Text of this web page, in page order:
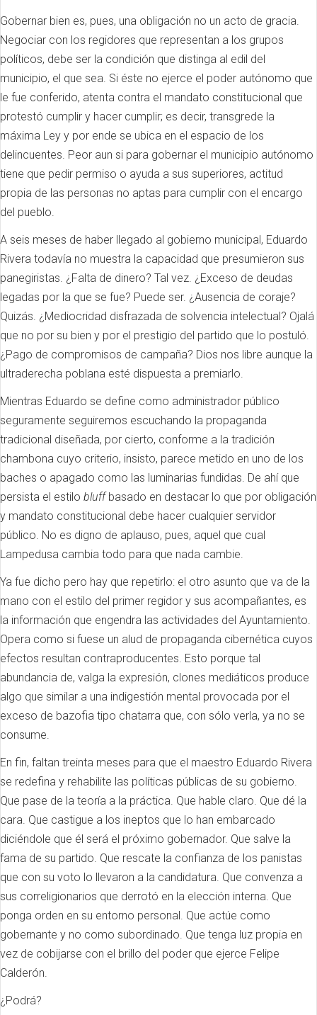
Gobernar bien es, pues, una obligación no un acto de gracia.
Negociar con los regidores que representan a los grupos
políticos, debe ser la condición que distinga al edil del
municipio, el que sea. Si éste no ejerce el poder autónomo que
le fue conferido, atenta contra el mandato constitucional que
protestó cumplir y hacer cumplir; es decir, transgrede la
máxima Ley y por ende se ubica en el espacio de los
delincuentes. Peor aun si para gobernar el municipio autónomo
tiene que pedir permiso o ayuda a sus superiores, actitud
propia de las personas no aptas para cumplir con el encargo
del pueblo.
A seis meses de haber llegado al gobierno municipal, Eduardo
Rivera todavía no muestra la capacidad que presumieron sus
panegiristas. ¿Falta de dinero? Tal vez. ¿Exceso de deudas
legadas por la que se fue? Puede ser. ¿Ausencia de coraje?
Quizás. ¿Mediocridad disfrazada de solvencia intelectual? Ojalá
que no por su bien y por el prestigio del partido que lo postuló.
¿Pago de compromisos de campaña? Dios nos libre aunque la
ultraderecha poblana esté dispuesta a premiarlo.
Mientras Eduardo se define como administrador público
seguramente seguiremos escuchando la propaganda
tradicional diseñada, por cierto, conforme a la tradición
chambona cuyo criterio, insisto, parece metido en uno de los
baches o apagado como las luminarias fundidas. De ahí que
persista el estilo bluffbasado en destacar lo que por obligación
y mandato constitucional debe hacer cualquier servidor
público. No es digno de aplauso, pues, aquel que cual
Lampedusa cambia todo para que nada cambie.
Ya fue dicho pero hay que repetirlo: el otro asunto que va de la
mano con el estilo del primer regidor y sus acompañantes, es
la información que engendra las actividades del Ayuntamiento.
Opera como si fuese un alud de propaganda cibernética cuyos
efectos resultan contraproducentes. Esto porque tal
abundancia de, valga la expresión, clones mediáticos produce
algo que similar a una indigestión mental provocada por el
exceso de bazofia tipo chatarra que, con sólo verla, ya no se
consume.
En fin, faltan treinta meses para que el maestro Eduardo Rivera
se redefina y rehabilite las políticas públicas de su gobierno.
Que pase de la teoría a la práctica. Que hable claro. Que dé la
cara. Que castigue a los ineptos que lo han embarcado
diciéndole que él será el próximo gobernador. Que salve la
fama de su partido. Que rescate la confianza de los panistas
que con su voto lo llevaron a la candidatura. Que convenza a
sus correligionarios que derrotó en la elección interna. Que
ponga orden en su entorno personal. Que actúe como
gobernante y no como subordinado. Que tenga luz propia en
vez de cobijarse con el brillo del poder que ejerce Felipe
Calderón.
¿Podrá?